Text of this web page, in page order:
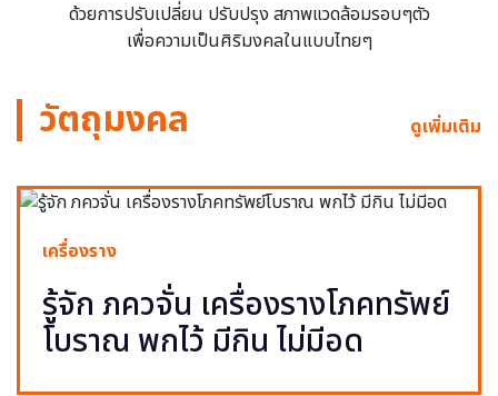
ด้วยการปรับเปลี่ยน ปรับปรุง สภาพแวดล้อมรอบๆตัว
เพื่อความเป็นศิริมงคลในแบบไทยๆ
วัตถุมงคล ดูเพิ่มเติม
เครื่องราง
รู้จัก ภควจั่น เครื่องรางโภคทรัพย์
โบราณ พกไว้ มีกิน ไม่มีอด